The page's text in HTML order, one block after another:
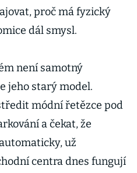
proč má fyzický
dál smysl.
není samotný
jeho starý model.
módní řetězce pod
a čekat, že
už
centra dnes fungují